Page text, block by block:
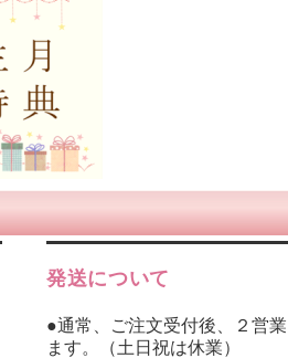
発送について
●通常、ご注文受付後、２営
ます。（土日祝は休業）